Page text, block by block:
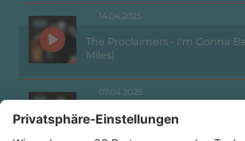
14.04.2025
The Proclaimers - I'm Gonna
Miles)
07.04.2025
U2 - Where the Streets Have